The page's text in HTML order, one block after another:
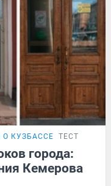
КУЗБАССЕ ТЕСТ
города:
Кемерова